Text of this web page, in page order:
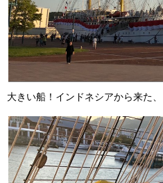
大きい船！インドネシアから来た